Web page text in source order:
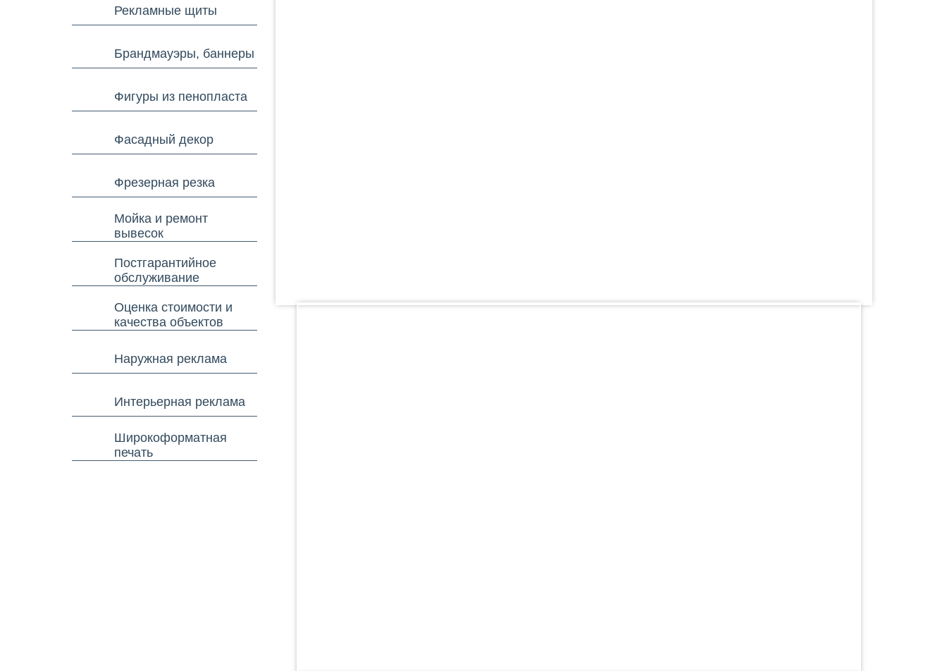
Рекламные щиты
Брандмауэры, баннеры
Фигуры из пенопласта
Фасадный декор
Фрезерная резка
Мойка и ремонт
вывесок
Постгарантийное
обслуживание
Оценка стоимости и
качества объектов
Наружная реклама
Интерьерная реклама
Широкоформатная
печать